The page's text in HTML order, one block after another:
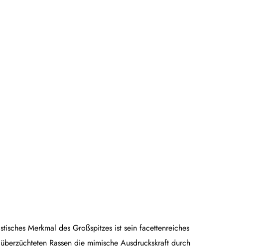
Merkmal des Großspitzes ist sein facettenreiches
Rassen die mimische Ausdruckskraft durch